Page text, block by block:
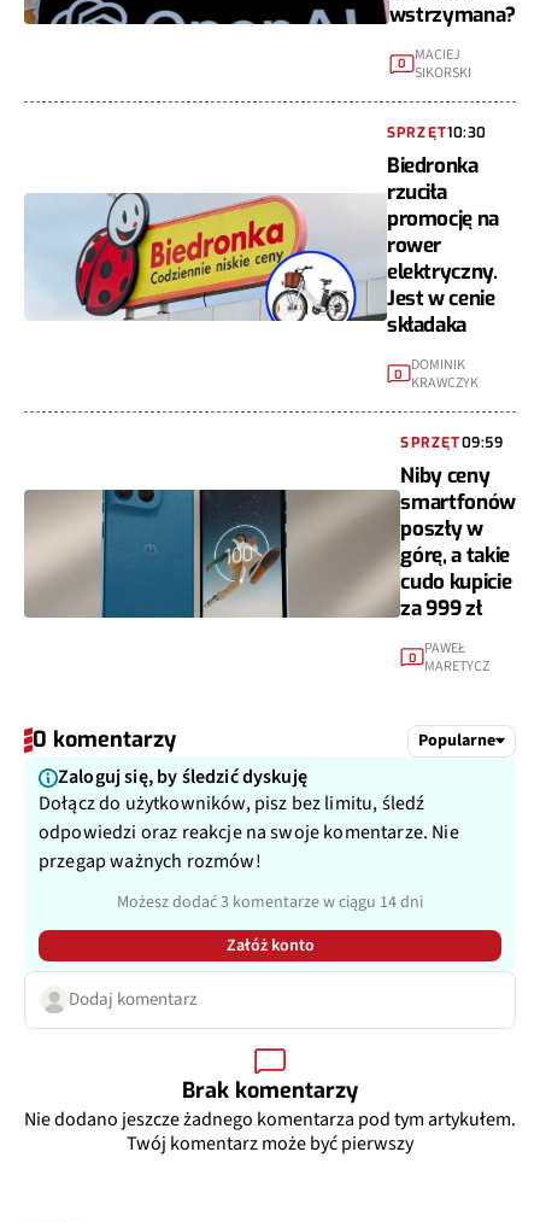
wstrzymana?
0
MACIEJ
SIKORSKI
SPRZĘT10:30
Biedronka
rzuciła
promocję na
rower
elektryczny.
Jest w cenie
składaka
0
DOMINIK
KRAWCZYK
SPRZĘT09:59
Niby ceny
smartfonów
poszły w
górę, a takie
cudo kupicie
za 999 zł
0
PAWEŁ
MARETYCZ
0 komentarzy Popularne
Zaloguj się, by śledzić dyskuję
Dołącz do użytkowników, pisz bez limitu, śledź
odpowiedzi oraz reakcje na swoje komentarze. Nie
przegap ważnych rozmów!
Możesz dodać 3 komentarze w ciągu 14 dni
Załóż konto
Dodaj komentarz
Brak komentarzy
Nie dodano jeszcze żadnego komentarza pod tym artykułem.
Twój komentarz może być pierwszy